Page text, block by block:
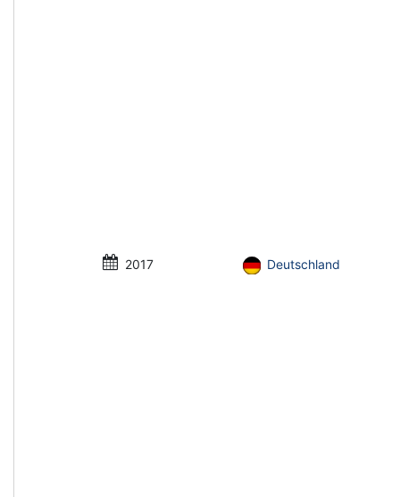
2017 Deutschland